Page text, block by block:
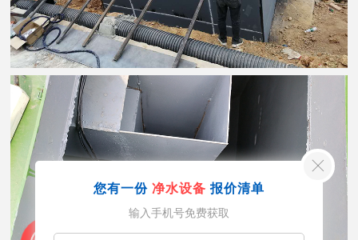
您有一份 净水设备 报价清单
输入手机号免费获取